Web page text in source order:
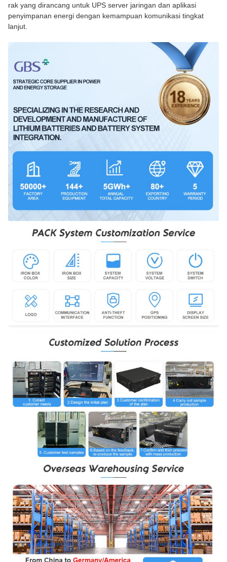
rak yang dirancang untuk UPS server jaringan dan aplikasi
penyimpanan energi dengan kemampuan komunikasi tingkat
lanjut.